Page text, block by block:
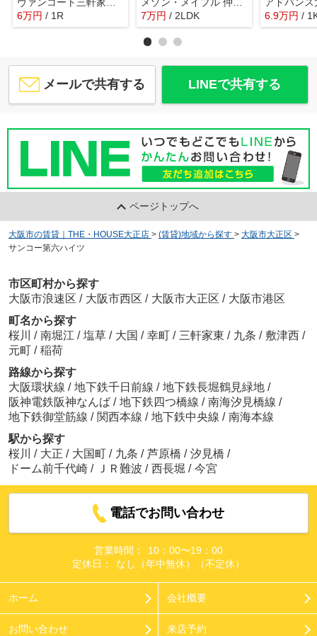
6万円 / 1R
7万円 / 2LDK 6.9万円 /
メールで共有する LINEで共有する
ページトップへ
大阪市の賃貸｜THE・HOUSE大正店 > (賃貸)地域から探す > 大阪市大正区 >
サンコー第六ハイツ
市区町村から探す
大阪市浪速区 / 大阪市西区 / 大阪市大正区 / 大阪市港区
町名から探す
桜川 / 南堀江 / 塩草 / 大国 / 幸町 / 三軒家東 / 九条 / 敷津西 /
元町 / 稲荷
路線から探す
大阪環状線 / 地下鉄千日前線 / 地下鉄長堀鶴見緑地 /
阪神電鉄阪神なんば / 地下鉄四つ橋線 / 南海汐見橋線 /
地下鉄御堂筋線 / 関西本線 / 地下鉄中央線 / 南海本線
駅から探す
桜川
/ 大正 / 大国町 / 九条 / 芦原橋 / 汐見橋 /
ドーム前千代崎 / ＪＲ難波 / 西長堀 / 今宮
電話でお問い合わせ
営業時間：
10：00〜19：00
定休日：
なし（年中無休）（不定休）
ホーム 会社概要
お問い合わせ 来店予約